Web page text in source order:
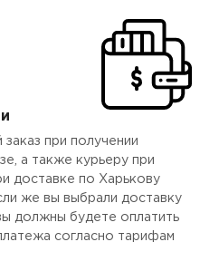
при получении
а также курьеру при
доставке по Харькову
же вы выбрали доставку
должны будете оплатить
согласно тарифам